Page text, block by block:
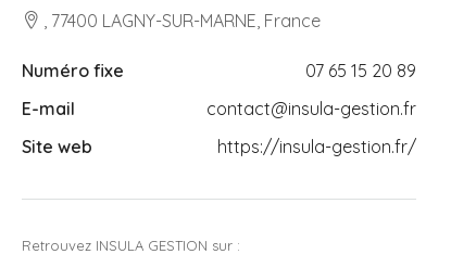
, 77400 LAGNY-SUR-MARNE, France
Numéro fixe
07 65 15 20 89
E-mail
contact@insula-gestion.fr
Site web
https://insula-gestion.fr/
Retrouvez INSULA GESTION sur :